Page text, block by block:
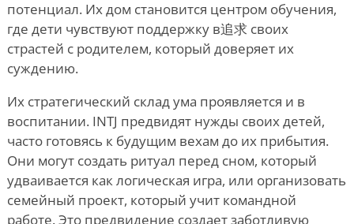
потенциал. Их дом становится центром обучения,
где дети чувствуют поддержку в追求 своих
страстей с родителем, который доверяет их
суждению.
Их стратегический склад ума проявляется и в
воспитании. INTJ предвидят нужды своих детей,
часто готовясь к будущим вехам до их прибытия.
Они могут создать ритуал перед сном, который
удваивается как логическая игра, или организовать
семейный проект, который учит командной
работе. Это предвидение создает заботливую